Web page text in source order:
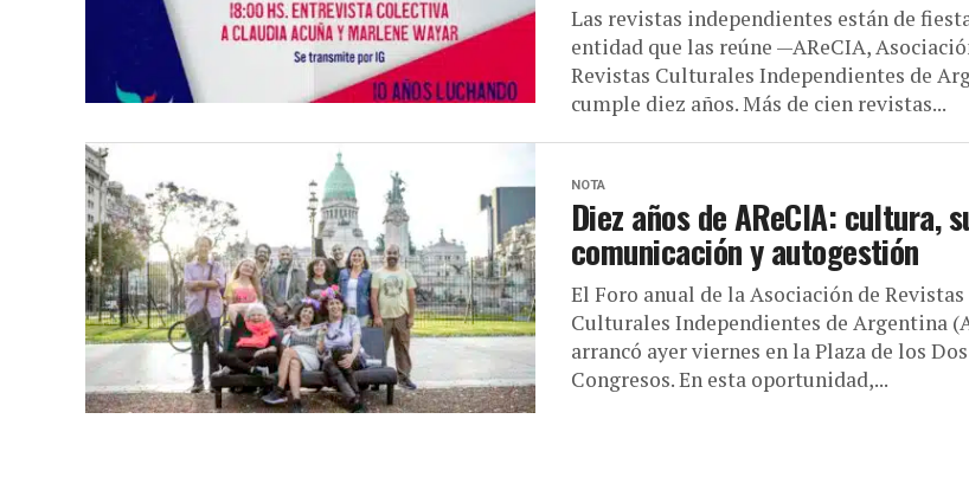
Las revistas independientes están de
entidad que las reúne —AReCIA,
Revistas Culturales Independientes de
cumple diez años. Más de cien revistas...
NOTA
Diez años de AReCIA: cultura,
comunicación y autogestión
El Foro anual de la Asociación de Revistas
Culturales Independientes de Argentina
arrancó ayer viernes en la Plaza de los Dos
Congresos. En esta oportunidad,...